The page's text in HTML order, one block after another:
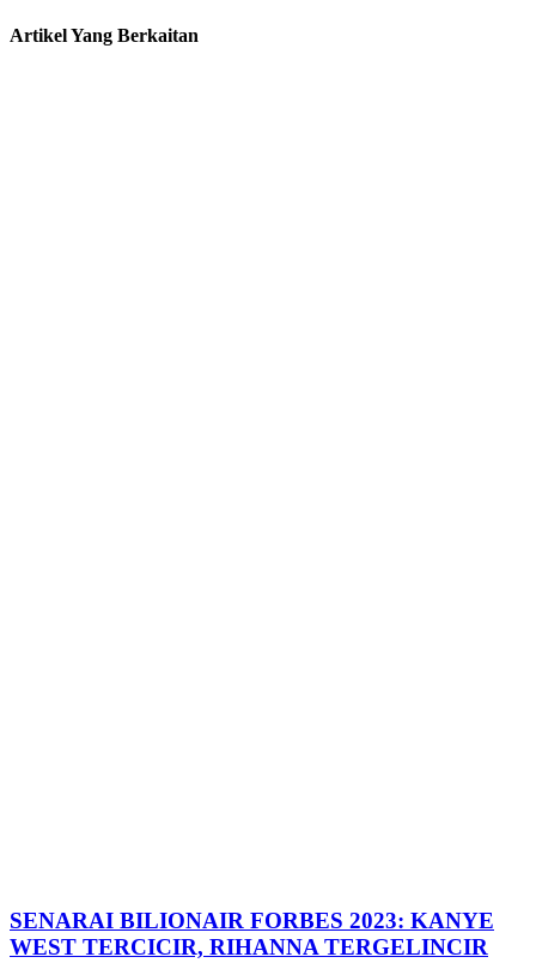
Artikel Yang Berkaitan
SENARAI BILIONAIR FORBES 2023: KANYE
WEST TERCICIR, RIHANNA TERGELINCIR